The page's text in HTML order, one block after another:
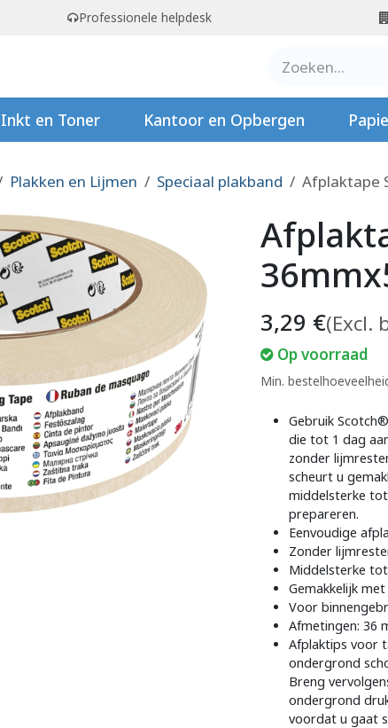
Professionele helpdesk
Inkt en Toner Kantoor en Opbergen
Plakken en Lijmen Speciaal plakband Afplaktape
3,29 €(Excl.
Op voorraad
Min.
Gebruik
die tot 1 dag
zonder
scheurt u
middelsterke
prepareren.
Eenvoudige
Zonder
Middelsterke
Gemakkelijk
Voor
Afmetingen: 36
Afplaktips voor
ondergrond
Breng
ondergrond
voordat u gaat